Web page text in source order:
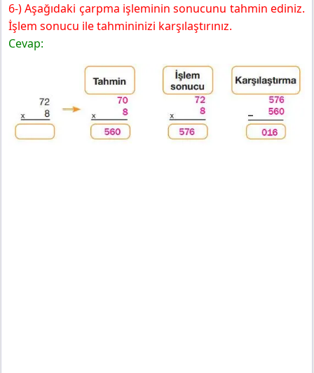
6-) Aşağıdaki çarpma işleminin sonucunu tahmin ediniz.
İşlem sonucu ile tahmininizi karşılaştırınız.
Cevap: